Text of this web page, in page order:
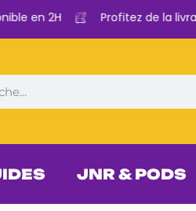
en 2H Profitez de la
JNR & PODS